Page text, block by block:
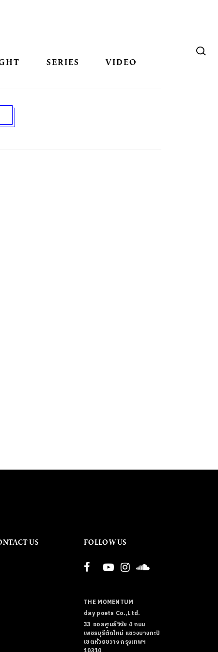
SERIES VIDEO
US FOLLOW US
THE MOMENTUM
day poets Co.,Ltd.
33 ซอยศูนย์วิจัย 4 ถนน
เพชรบุรีตัดใหม่ แขวงบางกะปิ
เขตห้วยขวาง กรุงเทพฯ